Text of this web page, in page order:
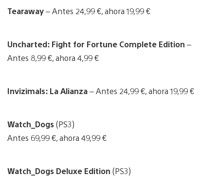
Tearaway– Antes 24,99 €, ahora 19,99 €
Uncharted: Fight for Fortune Complete Edition –
Antes 8,99 €, ahora 4,99 €
Invizimals: La Alianza– Antes 24,99 €, ahora 19,99 €
Watch_Dogs(PS3)
Antes 69,99 €, ahora 49,99 €
Watch_Dogs Deluxe Edition (PS3)